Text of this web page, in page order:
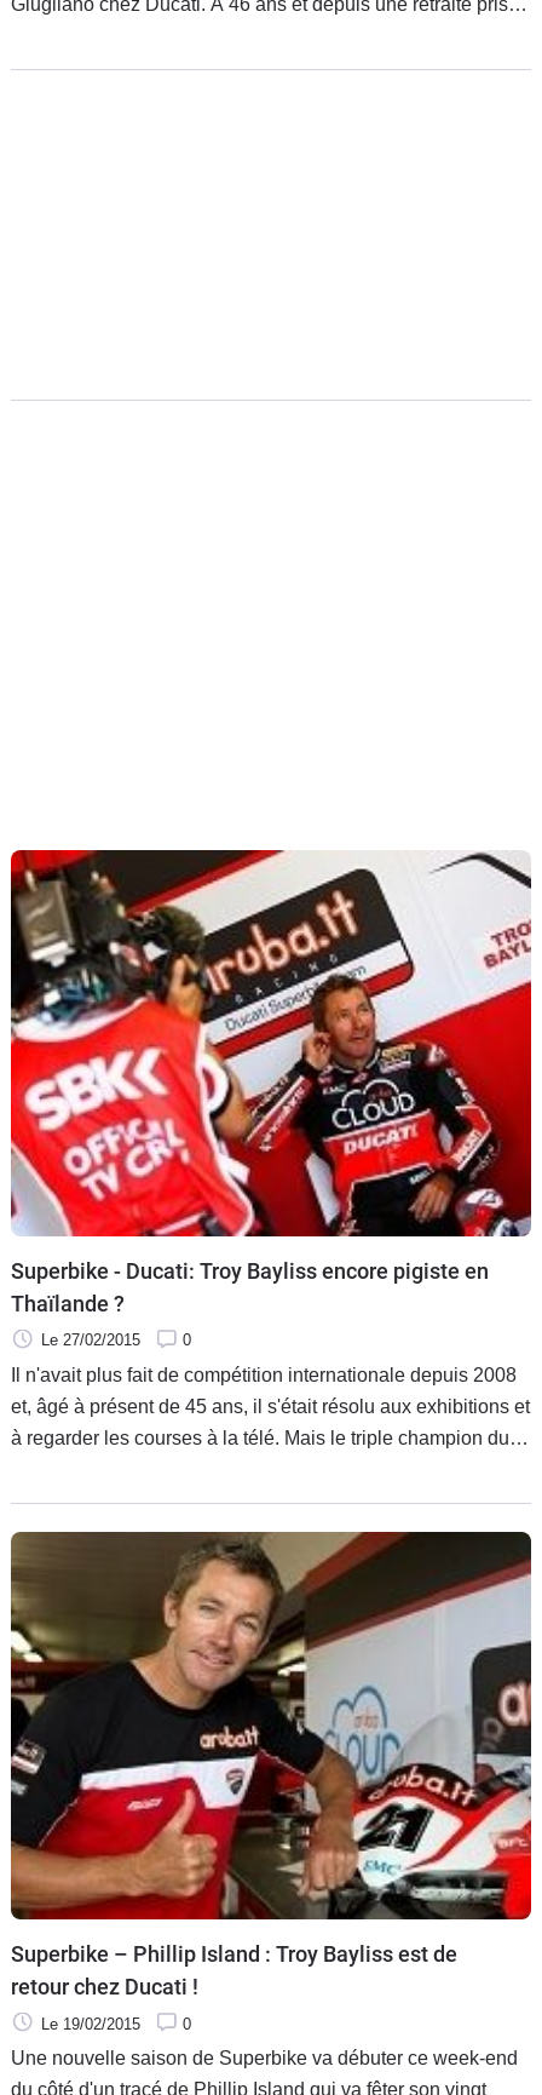
Giugliano chez Ducati. A 46 ans et depuis une retraite prise
monde de Superbike avait joué aux frontières du top 10.
Superbike - Ducati: Troy Bayliss encore pigiste en
Thaïlande ?
Le 27/02/2015 0
Il n'avait plus fait de compétition internationale depuis 2008
et, âgé à présent de 45 ans, il s'était résolu aux exhibitions et
à regarder les courses à la télé. Mais le triple champion du
rescousse par Ducati pour remplacer à Phillip Island un
Davide Giugliano touché à trois vertèbres après une chute.
Superbike – Phillip Island : Troy Bayliss est de
retour chez Ducati !
Le 19/02/2015 0
Une nouvelle saison de Superbike va débuter ce week-end
du côté d'un tracé de Phillip Island qui va fêter son vingt